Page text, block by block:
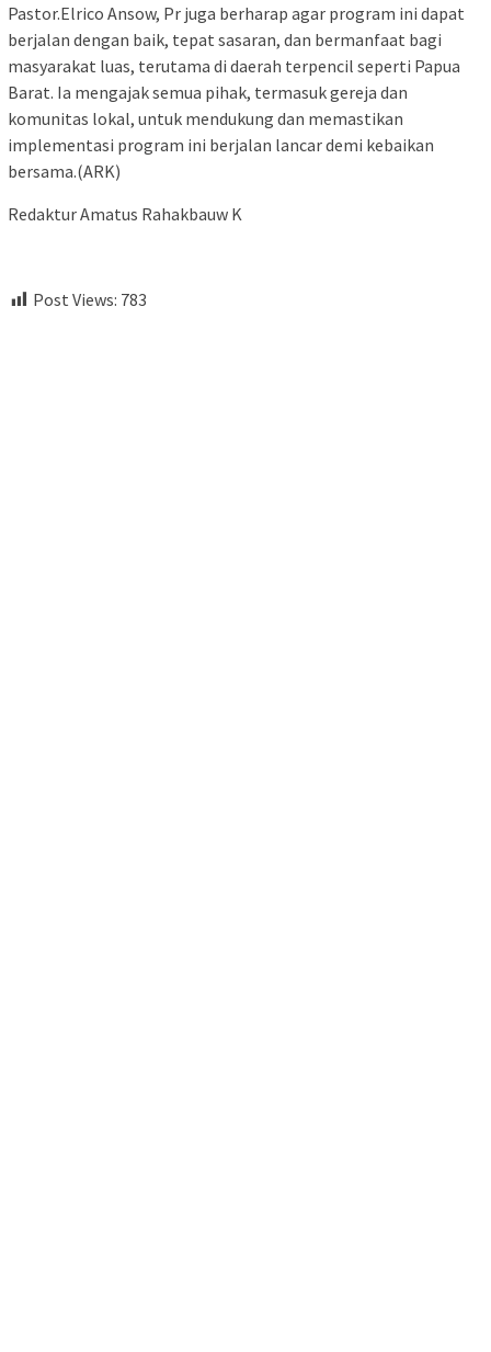
Pastor.Elrico Ansow, Pr juga berharap agar program ini dapat
berjalan dengan baik, tepat sasaran, dan bermanfaat bagi
masyarakat luas, terutama di daerah terpencil seperti Papua
Barat. Ia mengajak semua pihak, termasuk gereja dan
komunitas lokal, untuk mendukung dan memastikan
implementasi program ini berjalan lancar demi kebaikan
bersama.(ARK)
Redaktur Amatus Rahakbauw K
Post Views: 783